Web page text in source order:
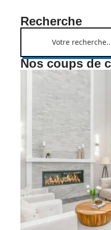
Recherche
Nos coups de